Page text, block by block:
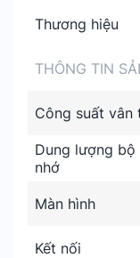
Thương hiệu
THÔNG TIN
Công suất vân
Dung lượng bộ
nhớ
Màn hình
Kết nối